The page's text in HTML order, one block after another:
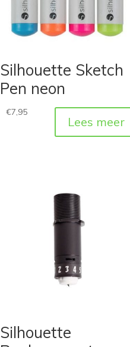
Silhouette Sketch
Pen neon
€7,95
Lees meer
Silhouette